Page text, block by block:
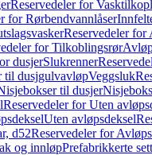
Reservedeler for
for Rørbendvannlåser
Reservedeler for
for Tilkoblingsrør
dusjerSlukrenner
til dusjgulvavløpVeggsluk
til dusjer
Reservedeler for Uten
Uten avløpsdeksel
d52Reservedeler for
og innløpPrefabrikkerte